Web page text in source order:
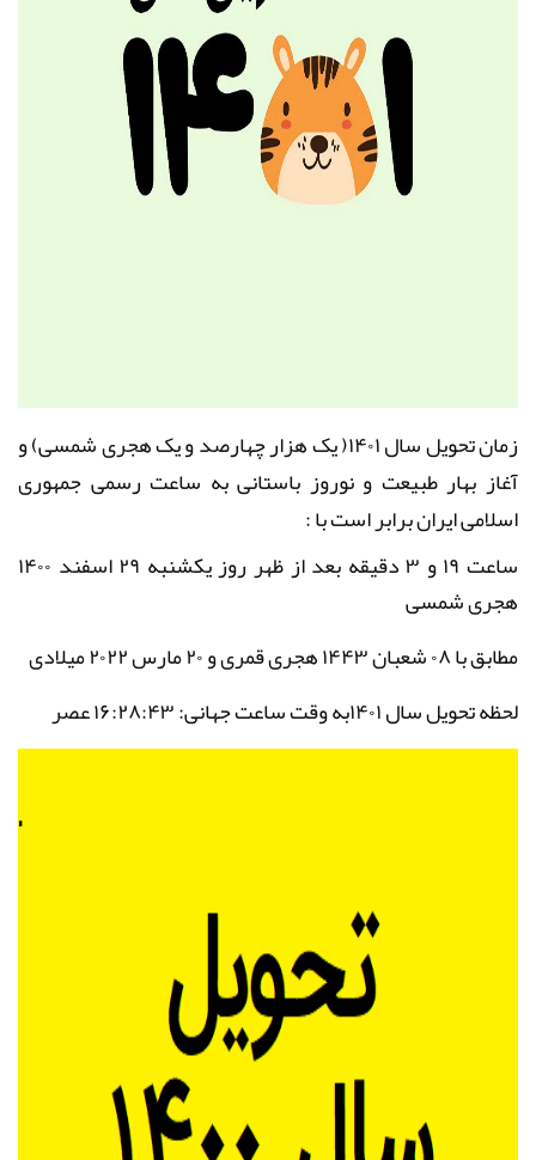
زمان تحویل سال ۱۴۰۱( یک هزار چهارصد و یک هجری شمسی) و
آغاز بهار طبیعت و نوروز باستانی به ساعت رسمی جمهوری
اسلامی ایران برابر است با :
ساعت ۱۹ و ۳ دقیقه بعد از ظهر روز یکشنبه ۲۹ اسفند ۱۴۰۰
هجری شمسی
مطابق با ۰۸ شعبان ۱۴۴۳ هجری قمری و ۲۰
مارس ۲۰۲۲ میلادی
لحظه تحویل سال ۱۴۰۱به وقت ساعت جهانی: ۱۶:۲۸:۴۳
عصر